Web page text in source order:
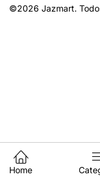
©2026 Jazmart.
Home